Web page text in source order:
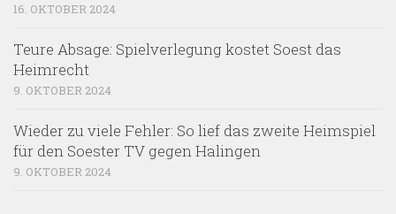
16. OKTOBER 2024
Teure Absage: Spielverlegung kostet Soest das
Heimrecht
9. OKTOBER 2024
Wieder zu viele Fehler: So lief das zweite Heimspiel
für den Soester TV gegen Halingen
9. OKTOBER 2024